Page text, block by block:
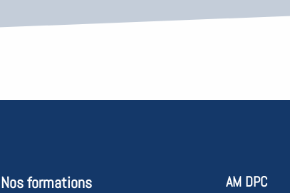
Nos formations AM DPC